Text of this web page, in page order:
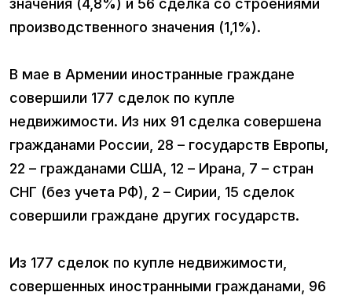
значения (4,8%) и 56 сделка со строениями
производственного значения (1,1%).
В мае в Армении иностранные граждане
совершили 177 сделок по купле
недвижимости. Из них 91 сделка совершена
гражданами России, 28 – государств Европы,
22 – гражданами США, 12 – Ирана, 7 – стран
СНГ (без учета РФ), 2 – Сирии, 15 сделок
совершили граждане других государств.
Из 177 сделок по купле недвижимости,
совершенных иностранными гражданами, 96